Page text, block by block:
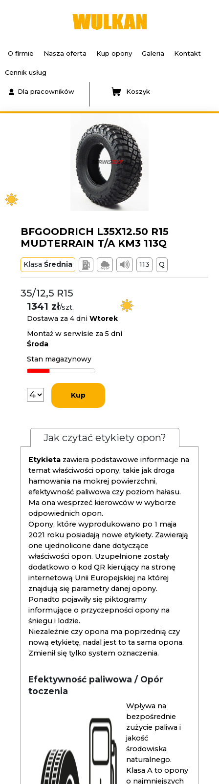
O firmie Nasza oferta Kup opony Galeria Kontakt
Cennik usług
Dla pracowników Koszyk
BFGOODRICH L35X12.50 R15
MUDTERRAIN T/A KM3 113Q
KlasaŚrednia 113 Q
35/12,5 R15
1341 zł/szt.
Dostawa za 4 dni Wtorek
Montaż w serwisie za 5 dni
Środa
Stan magazynowy
Kup
Jak czytać etykiety opon?
Etykieta zawiera podstawowe informacje na
temat właściwości opony, takie jak droga
hamowania na mokrej powierzchni,
efektywność paliwowa czy poziom hałasu.
Ma ona wesprzeć kierowców w wyborze
odpowiednich opon.
Opony, które wyprodukowano po 1 maja
2021 roku posiadają nowe etykiety. Zawierają
one ujednolicone dane dotyczące
właściwości opon. Uzupełnione zostały
dodatkowo o kod QR kierujący na stronę
internetową Unii Europejskiej na której
znajdują się parametry danej opony.
Ponadto pojawiły się piktogramy
informujące o przyczepności opony na
śniegu i lodzie.
Niezależnie czy opona ma poprzednią czy
nową etykietę, nadal jest to ta sama opona.
Zmienił się tylko system oznaczenia.
Efektywność paliwowa / Opór
toczenia
Wpływa na
bezpośrednie
zużycie paliwa i
jakość
środowiska
naturalnego.
Klasa A to opony
o najmniejszych